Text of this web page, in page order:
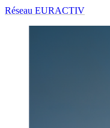
Réseau EURACTIV